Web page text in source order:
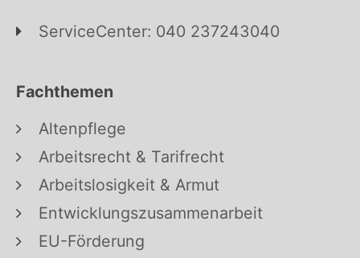
ServiceCenter: 040 237243040
Fachthemen
Altenpflege
Arbeitsrecht & Tarifrecht
Arbeitslosigkeit & Armut
Entwicklungszusammenarbeit
EU-Förderung